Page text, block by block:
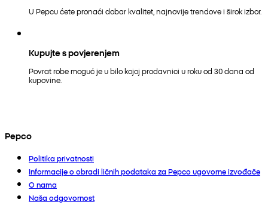
U Pepcu ćete pronaći dobar kvalitet, najnovije trendove i širok izbor.
Kupujte s povjerenjem
Povrat robe moguć je u bilo kojoj prodavnici u roku od 30 dana od
kupovine.
Pepco
Politika privatnosti
Informacije o obradi ličnih podataka za Pepco ugovorne izvođače
O nama
Naša odgovornost